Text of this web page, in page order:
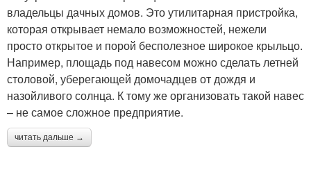
владельцы дачных домов. Это утилитарная пристройка,
которая открывает немало возможностей, нежели
просто открытое и порой бесполезное широкое крыльцо.
Например, площадь под навесом можно сделать летней
столовой, уберегающей домочадцев от дождя и
назойливого солнца. К тому же организовать такой навес
– не самое сложное предприятие.
читать дальше →